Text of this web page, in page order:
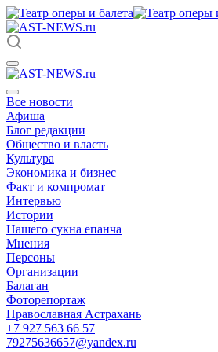
Все новости
Афиша
Блог редакции
Общество и власть
Культура
Экономика и бизнес
Факт и компромат
Интервью
Истории
Нашего сукна епанча
Мнения
Персоны
Организации
Балаган
Фоторепортаж
Православная Астрахань
+7 927 563 66 57
79275636657@yandex.ru